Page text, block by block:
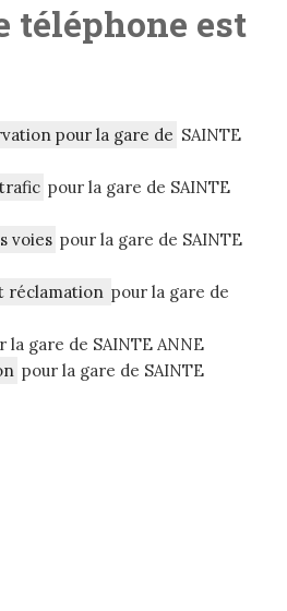
téléphone est
pour la gare de SAINTE
pour la gare de SAINTE
voies pour la gare de SAINTE
réclamation pour la gare de
la gare de SAINTE ANNE
pour la gare de SAINTE